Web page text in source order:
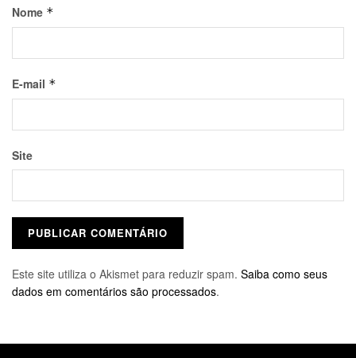
Nome *
E-mail *
Site
Este site utiliza o Akismet para reduzir spam. Saiba como seus
dados em comentários são processados.